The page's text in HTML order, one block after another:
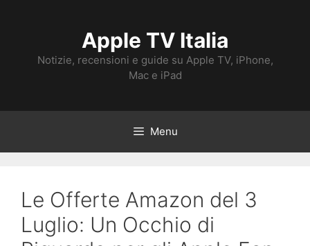
Apple TV Italia
Notizie, recensioni e guide su Apple TV, iPhone,
Mac e iPad
Menu
Le Offerte Amazon del 3
Luglio: Un Occhio di